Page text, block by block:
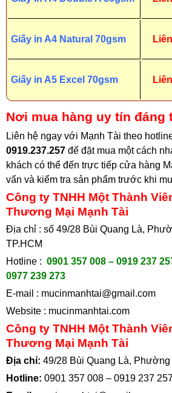
Giấy in A4 Natural 70gsm
Giấy in A5 Excel 70gsm
Nơi mua hàng uy tín đáng
Liên hệ ngay với Mạnh Tài theo
0919.237.257 để đặt mua một cách
khách có thể đến trực tiếp cửa hàng
vấn và kiểm tra sản phẩm trước khi
Công ty TNHH Một Thành
Thương Mại Mạnh Tài
Địa chỉ : số 49/28 Bùi Quang Là,
TP.HCM
Hotline : 0901 357 008 – 0919 237
0977 239 273
E-mail : mucinmanhtai@gmail.com
Website : mucinmanhtai.com
Công ty TNHH Một Thành
Thương Mại Mạnh Tài
Địa chỉ: 49/28 Bùi Quang Là, Phường
Hotline: 0901 357 008 – 0919 237